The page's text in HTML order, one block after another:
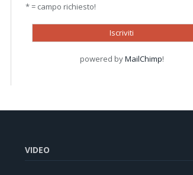
* = campo richiesto!
powered byMailChimp!
VIDEO